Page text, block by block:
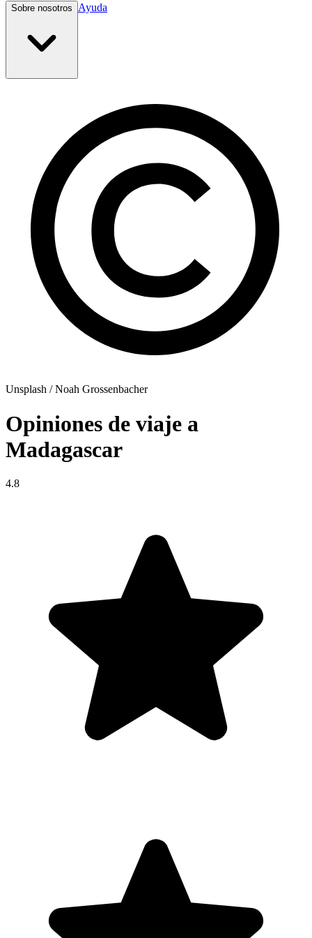
Sobre nosotros Ayuda
Unsplash / Noah Grossenbacher
Opiniones de viaje a
Madagascar
4.8